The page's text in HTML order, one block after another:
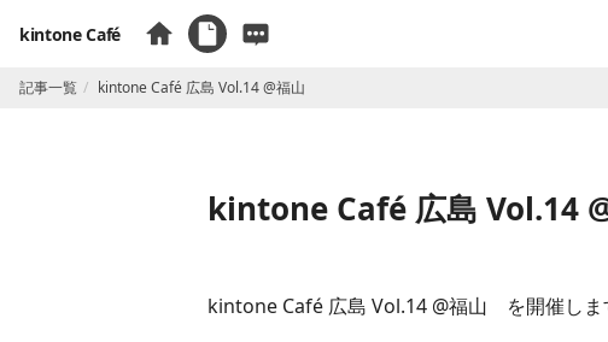
kintone Café
記事一覧 ​​​kintone Café 広島 Vol.14 @福山
​​​kintone Café 広島 Vol.14
​​kintone Café 広島 Vol.14 @福山 を開催しま